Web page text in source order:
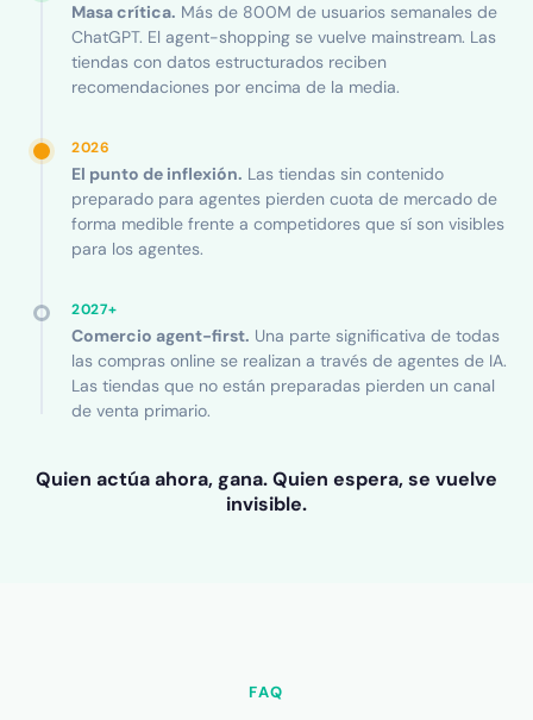
Masa crítica. Más de 800M de usuarios semanales de
ChatGPT. El agent-shopping se vuelve mainstream. Las
tiendas con datos estructurados reciben
recomendaciones por encima de la media.
2026
El punto de inflexión. Las tiendas sin contenido
preparado para agentes pierden cuota de mercado de
forma medible frente a competidores que sí son visibles
para los agentes.
2027+
Comercio agent-first. Una parte significativa de todas
las compras online se realizan a través de agentes de IA.
Las tiendas que no están preparadas pierden un canal
de venta primario.
Quien actúa ahora, gana. Quien espera, se vuelve
invisible.
FAQ